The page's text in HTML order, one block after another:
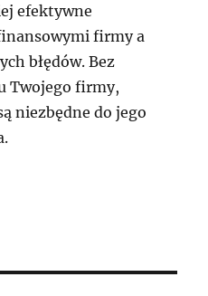
efektywne
firmy a
błędów. Bez
Twojego firmy,
niezbędne do jego